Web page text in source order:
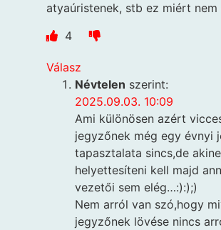
atyaúristenek, stb ez miért nem
4
Válasz
Névtelen szerint:
2025.09.03. 10:09
Ami különösen azért
jegyzőnek még egy évnyi
tapasztalata sincs,de
helyettesíteni kell majd
vezetői sem elég…:):);)
Nem arról van szó,hogy
jegyzőnek lövése nincs